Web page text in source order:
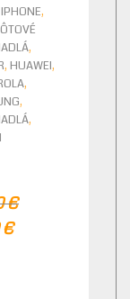
,
,
, HUAWEI,
,
,
,
€
€